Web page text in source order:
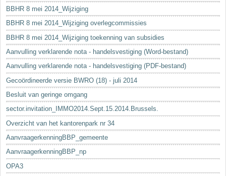
BBHR 8 mei 2014_Wijziging
BBHR 8 mei 2014_Wijziging overlegcommissies
BBHR 8 mei 2014_Wijziging toekenning van subsidies
Aanvulling verklarende nota - handelsvestiging (Word-bestand)
Aanvulling verklarende nota - handelsvestiging (PDF-bestand)
Gecoördineerde versie BWRO (18) - juli 2014
Besluit van geringe omgang
sector.invitation_IMMO2014.Sept.15.2014.Brussels.
Overzicht van het kantorenpark nr 34
AanvraagerkenningBBP_gemeente
AanvraagerkenningBBP_np
OPA3